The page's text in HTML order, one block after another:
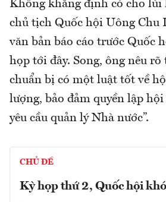
Không khẳng định có cho lùi
chủ tịch Quốc hội Uông Chu
văn bản báo cáo trước Quốc
họp tới đây. Song, ông nêu
chuẩn bị có một luật tốt về
lượng, bảo đảm quyền lập hội
yêu cầu quản lý Nhà nước”.
CHỦ ĐỀ
Kỳ họp thứ 2, Quốc hội